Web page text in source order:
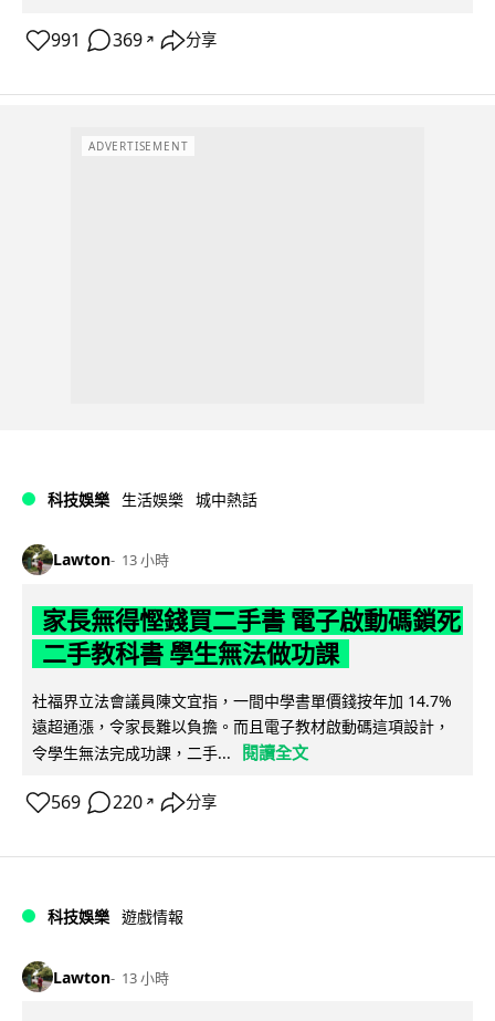
991 369 ↗ 分享
ADVERTISEMENT
科技娛樂 生活娛樂 城中熱話
Lawton 13 小時
家長無得慳錢買二手書 電子啟動碼鎖死
二手教科書 學生無法做功課
社福界立法會議員陳文宜指，一間中學書單價錢按年加 14.7%
遠超通漲，令家長難以負擔。而且電子教材啟動碼這項設計，
令學生無法完成功課，二手...
閱讀全文
569 220 ↗ 分享
科技娛樂 遊戲情報
Lawton 13 小時